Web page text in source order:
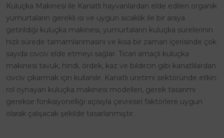
Kuluçka Makinesi ile Kanatlı hayvanlardan elde edilen organik
yumurtaların gerekli ısı ve uygun sıcaklık ile bir araya
getirildiği kuluçka makinesi, yumurtaların kuluçka sürelerinin
hızlı sürede tamamlanmasını ve kısa bir zaman içerisinde çok
sayıda civciv elde etmeyi sağlar. Ticari amaçlı kuluçka
makinesi tavuk, hindi, ördek, kaz ve bıldırcın gibi kanatlılardan
civciv çıkarmak için kullanılır. Kanatlı üretimi sektöründe etkin
rol oynayan kuluçka makinesi modelleri, gerek tasarımı
gerekse fonksiyonelliği açısıyla çevresel faktörlere uygun
olarak çalışacak şekilde tasarlanmıştır.